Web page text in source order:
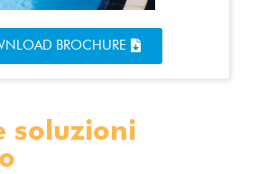
BROCHURE
soluzioni